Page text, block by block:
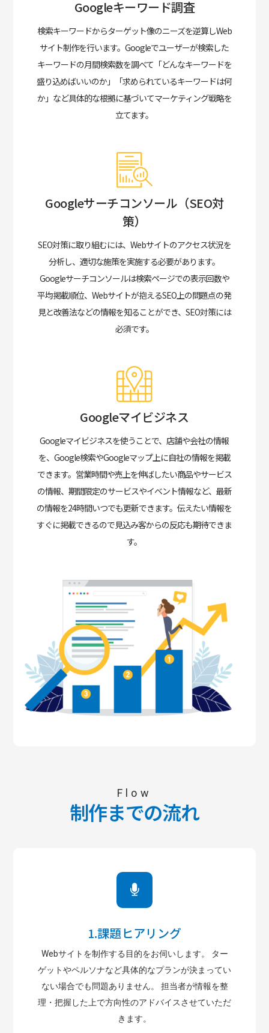
Googleキーワード調査
検索キーワードからターゲット像のニーズを逆算しWeb
サイト制作を行います。Googleでユーザーが検索した
キーワードの月間検索数を調べて「どんなキーワードを
盛り込めばいいのか」「求められているキーワードは何
か」など具体的な根拠に基づいてマーケティング戦略を
立てます。
Googleサーチコンソール（SEO対
策）
SEO対策に取り組むには、Webサイトのアクセス状況を
分析し、適切な施策を実施する必要があります。
Googleサーチコンソールは検索ページでの表示回数や
平均掲載順位、Webサイトが抱えるSEO上の問題点の発
見と改善法などの情報を知ることができ、SEO対策には
必須です。
Googleマイビジネス
Googleマイビジネスを使うことで、店舗や会社の情報
を、Google検索やGoogleマップ上に自社の情報を掲載
できます。 営業時間や売上を伸ばしたい商品やサービス
の情報、期間限定のサービスやイベント情報など、最新
の情報を24時間いつでも更新できます。伝えたい情報を
すぐに掲載できるので見込み客からの反応も期待できま
す。
Flow
制作までの流れ
1.課題ヒアリング
Webサイトを制作する目的をお伺いします。 ター
ゲットやペルソナなど具体的なプランが決まってい
ない場合でも問題ありません。 担当者が情報を整
理・把握した上で方向性のアドバイスさせていただ
きます。